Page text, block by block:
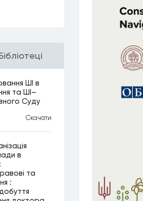
ШІ в
та ШІ–
Суду
Скачати
в
та
: